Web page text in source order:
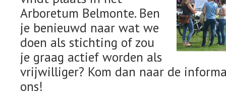
Arboretum Belmonte. Ben
je benieuwd naar wat we
doen als stichting of zou
je graag actief worden als
vrijwilliger? Kom dan naar de
ons!